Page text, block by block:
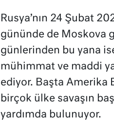
Rusya’nın 24 Şubat
gününde de Moskova
günlerinden bu yana
mühimmat ve maddi
ediyor. Başta Amerika
birçok ülke savaşın
yardımda bulunuyor.